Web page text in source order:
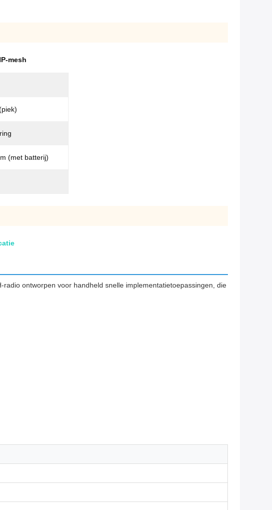
mesh
(met batterij)
ontworpen voor handheld snelle implementatietoepassingen, die